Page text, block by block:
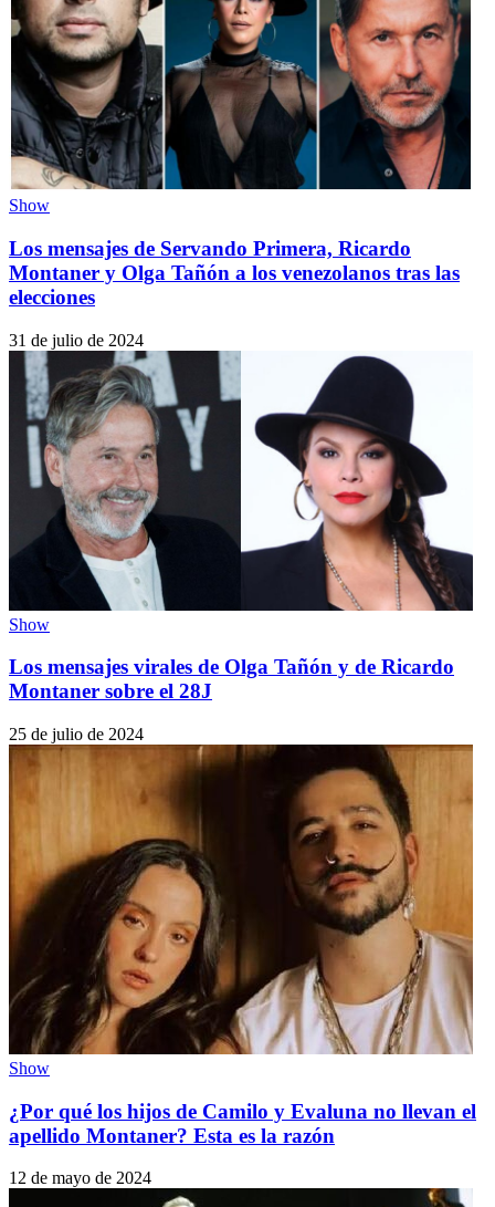
Show
Los mensajes de Servando Primera, Ricardo
Montaner y Olga Tañón a los venezolanos tras las
elecciones
31 de julio de 2024
Show
Los mensajes virales de Olga Tañón y de Ricardo
Montaner sobre el 28J
25 de julio de 2024
Show
¿Por qué los hijos de Camilo y Evaluna no llevan el
apellido Montaner? Esta es la razón
12 de mayo de 2024